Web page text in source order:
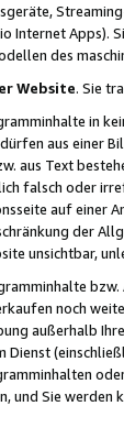
Internet Apps).
des
Website. Sie
in
aus einer
aus Text
falsch oder
auf einer
der
unsichtbar,
noch
außerhalb
Dienst
und Sie werden